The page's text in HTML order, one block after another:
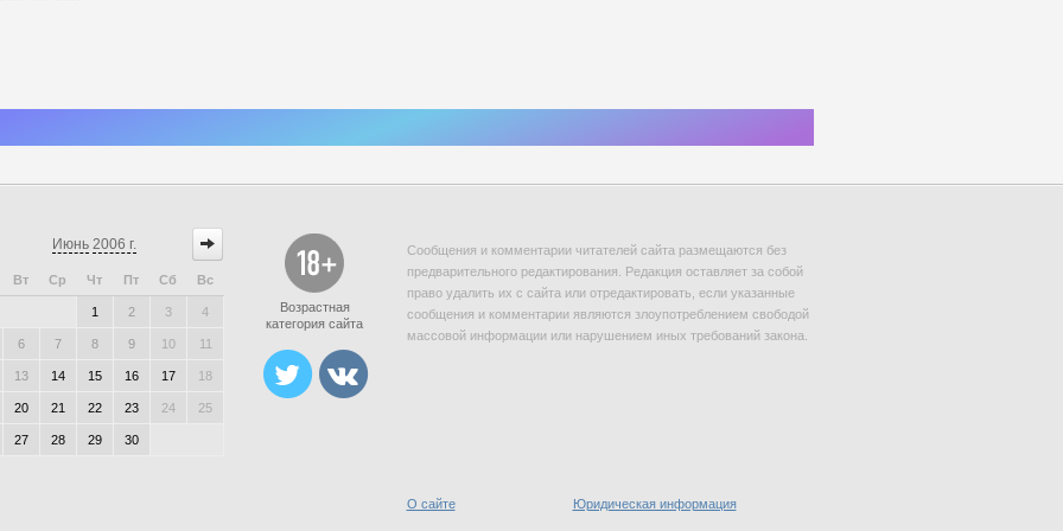
Июнь 2006 г.
Вт Ср Чт Пт Сб Вс
1 2 3 4
6 7 8 9 10 11
13 14 15 16 17 18
20 21 22 23 24 25
27 28 29 30
Возрастная
категория сайта
Сообщения и комментарии читателей сайта размещаются без
предварительного редактирования. Редакция оставляет за собой
право удалить их с сайта или отредактировать, если указанные
сообщения и комментарии являются злоупотреблением свободой
массовой информации или нарушением иных требований закона.
О сайте Юридическая информация